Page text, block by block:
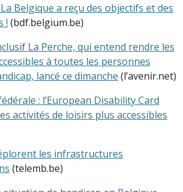
La Belgique a reçu des objectifs et des
! (bdf.belgium.be)
La Perche, qui entend rendre les
à toutes les personnes
lancé ce dimanche (l’avenir.net)
: l’European Disability Card
activités de loisirs plus accessibles
les infrastructures
(telemb.be)